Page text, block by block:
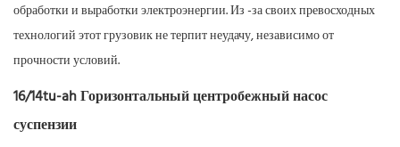
обработки и выработки электроэнергии. Из -за своих превосходных
технологий этот грузовик не терпит неудачу, независимо от
прочности условий.
16/14tu-ah Горизонтальный центробежный насос
суспензии